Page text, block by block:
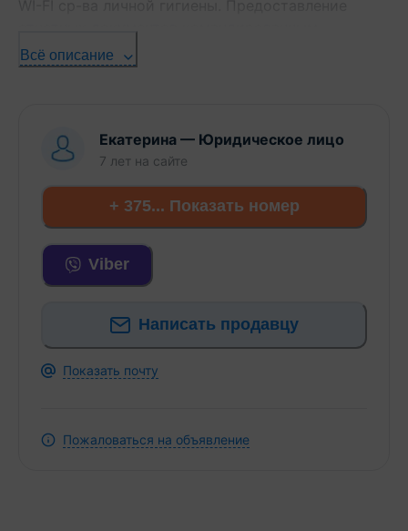
Всё описание
Екатерина — Юридическое лицо
7 лет на сайте
+ 375... Показать номер
Viber
Написать продавцу
Показать почту
Пожаловаться на объявление